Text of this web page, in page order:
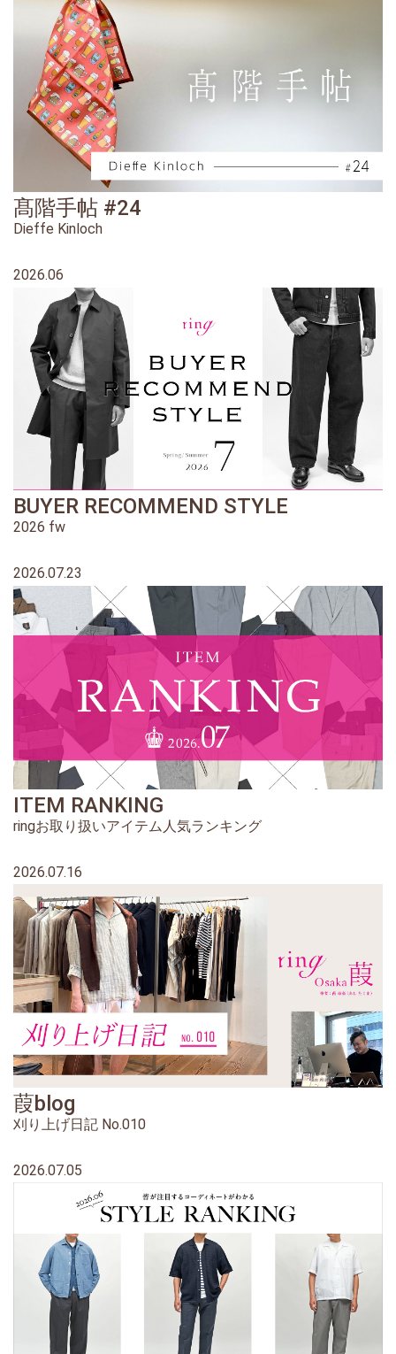
髙階手帖 #24
Dieffe Kinloch
2026.06
BUYER RECOMMEND STYLE
2026 fw
2026.07.23
ITEM RANKING
ringお取り扱いアイテム人気ランキング
2026.07.16
葭blog
刈り上げ日記 No.010
2026.07.05